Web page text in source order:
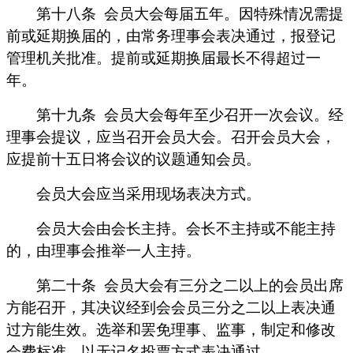
第十八条 会员大会每届五年。因特殊情况需提
前或延期换届的，由常务理事会表决通过，报登记
管理机关批准。提前或延期换届最长不得超过一
年。
第十九条 会员大会每年至少召开一次会议。经
理事会提议，应当召开会员大会。召开会员大会，
应提前十五日将会议的议题通知会员。
会员大会应当采用现场表决方式。
会员大会由会长主持。会长不主持或不能主持
的，由理事会推举一人主持。
第二十条 会员大会有三分之二以上的会员出席
方能召开，其决议经到会会员三分之二以上表决通
过方能生效。选举和罢免理事、监事，制定和修改